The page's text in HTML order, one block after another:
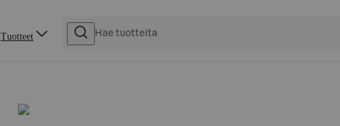
Tuotteet